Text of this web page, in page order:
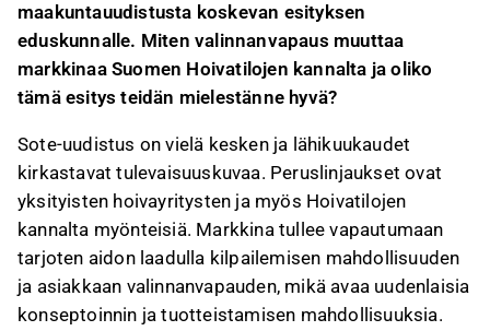
maakuntauudistusta koskevan esityksen
eduskunnalle. Miten valinnanvapaus muuttaa
markkinaa Suomen Hoivatilojen kannalta ja oliko
tämä esitys teidän mielestänne hyvä?
Sote-uudistus on vielä kesken ja lähikuukaudet
kirkastavat tulevaisuuskuvaa. Peruslinjaukset ovat
yksityisten hoivayritysten ja myös Hoivatilojen
kannalta myönteisiä. Markkina tullee vapautumaan
tarjoten aidon laadulla kilpailemisen mahdollisuuden
ja asiakkaan valinnanvapauden, mikä avaa uudenlaisia
konseptoinnin ja tuotteistamisen mahdollisuuksia.